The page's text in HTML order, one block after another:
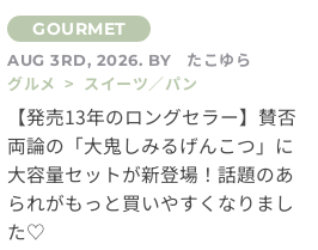
AUG 3RD, 2026. BY
たこゆら
グルメ > スイーツ／パン
【発売13年のロングセラー】賛否
両論の「大鬼しみるげんこつ」に
大容量セットが新登場！話題のあ
られがもっと買いやすくなりまし
た♡